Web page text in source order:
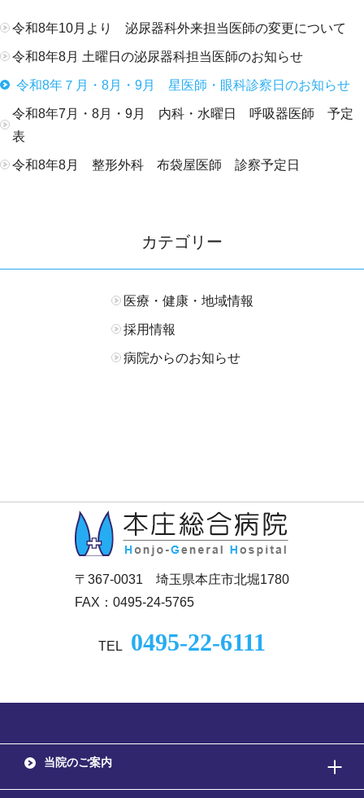
令和8年10月より 泌尿器科外来担当医師の変更について
令和8年8月 土曜日の泌尿器科担当医師のお知らせ
令和8年７月・8月・9月 星医師・眼科診察日のお知らせ
令和8年7月・8月・9月 内科・水曜日 呼吸器医師 予定
表
令和8年8月 整形外科 布袋屋医師 診察予定日
カテゴリー
医療・健康・地域情報
採用情報
病院からのお知らせ
〒367-0031 埼玉県本庄市北堀1780
FAX：0495-24-5765
TEL 0495-22-6111
当院のご案内